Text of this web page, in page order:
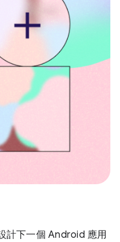
計下一個 Android 應用